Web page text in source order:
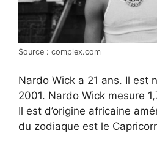
Source : complex.com
Nardo Wick a 21 ans. Il est
2001. Nardo Wick mesure
Il est d’origine africaine
du zodiaque est le